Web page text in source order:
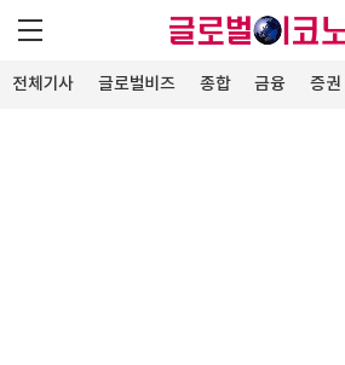
전체기사 글로벌비즈 종합 금융 증권